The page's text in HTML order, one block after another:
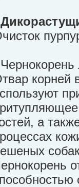
Чернокорень
корней
а